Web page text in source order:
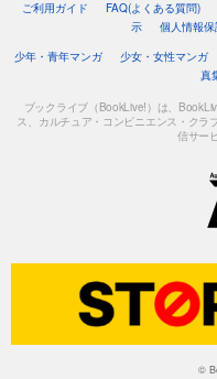
ご利用ガイド FAQ(よくある質問)
示
個人情報
少年・青年マンガ
少女・女性マンガ
真
ブックライブ（BookLive!）は、
ス、カルチュア・コンビニエンス・クラ
信サー
©